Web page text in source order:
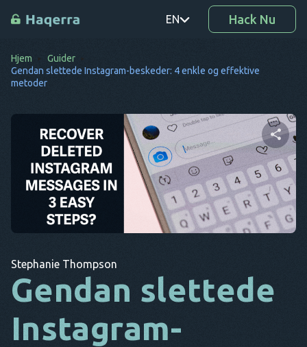
EN
PT
RO
DE
SV
KO
EL
CS
DA
Hack Nu
Hjem
Guider
Gendan slettede Instagram-beskeder: 4 enkle og effektive
metoder
Del denne artikel
Twitter Facebook Kopier link
Stephanie Thompson
Gendan slettede
Instagram-